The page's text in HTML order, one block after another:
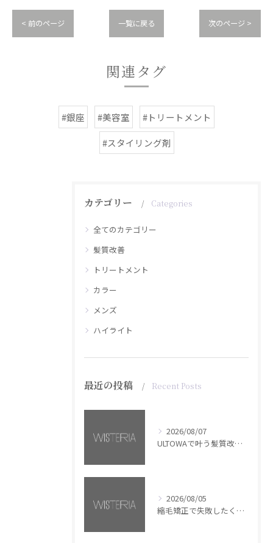
< 前のページ 一覧に戻る 次のページ >
関連タグ
#銀座 #美容室
#トリートメント
#スタイリング剤
カテゴリー Categories
全てのカテゴリー
髪質改善
トリートメント
カラー
メンズ
ハイライト
最近の投稿 Recent Posts
2026/08/07
ULTOWAで叶う髪質改善美髪カラー【銀座・美容室WISTERIA】
2026/08/05
縮毛矯正で失敗したくない方へ【銀座・美容室WISTERIA】